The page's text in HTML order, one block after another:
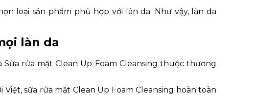
loại sản phẩm phù hợp với làn da. Như vậy, làn da
làn da
rửa mặt Clean Up Foam Cleansing thuộc thương
sữa rửa mặt Clean Up Foam Cleansing hoàn toàn